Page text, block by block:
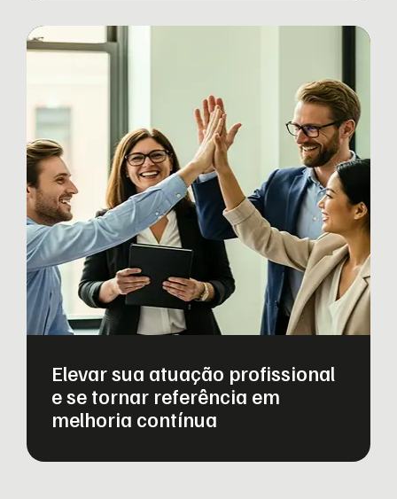
Elevar sua atuação profissional
e se tornar referência em
melhoria contínua